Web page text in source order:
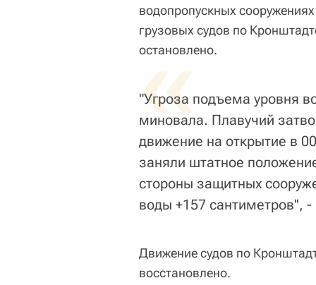
водопропускных
грузовых судов по
остановлено.
«
"Угроза подъема уровня
миновала. Плавучий
движение на открытие в
заняли штатное
стороны защитных
воды +157 сантиметров'',
Движение судов по
восстановлено.